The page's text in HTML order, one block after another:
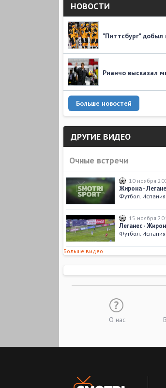
НОВОСТИ
"Питтсбург"
Рианчо высказал
Больше новостей
ДРУГИЕ ВИДЕО
Очные встречи
10 ноября
Жирона -
Футбол.
15 ноября
Леганес -
Футбол.
Больше видео
О нас